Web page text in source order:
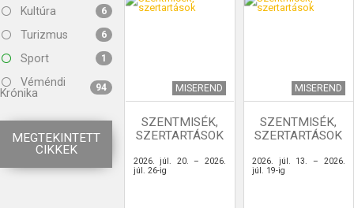
Kultúra 6
Turizmus 6
Sport 1
Véméndi
Krónika
94
MEGTEKINTETT
CIKKEK
MISEREND
SZENTMISÉK,
SZERTARTÁSOK
2026. júl. 20. – 2026.
júl. 26-ig
MISEREND
SZENTMISÉK,
SZERTARTÁSOK
2026. júl. 13. – 2026.
júl. 19-ig